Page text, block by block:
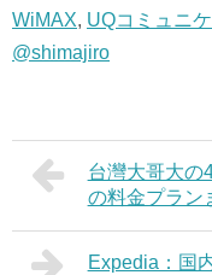
WiMAX, UQコミュニ
@shimajiro
台灣大哥大の
の料金プラン
Expedia：国